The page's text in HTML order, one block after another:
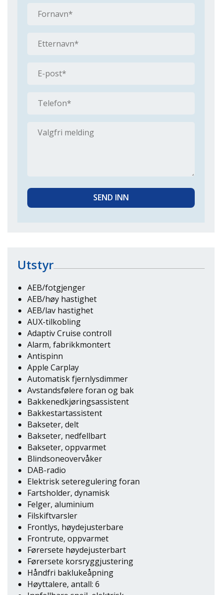
Utstyr
AEB/fotgjenger
AEB/høy hastighet
AEB/lav hastighet
AUX-tilkobling
Adaptiv Cruise controll
Alarm, fabrikkmontert
Antispinn
Apple Carplay
Automatisk fjernlysdimmer
Avstandsfølere foran og bak
Bakkenedkjøringsassistent
Bakkestartassistent
Bakseter, delt
Bakseter, nedfellbart
Bakseter, oppvarmet
Blindsoneovervåker
DAB-radio
Elektrisk seteregulering foran
Fartsholder, dynamisk
Felger, aluminium
Filskiftvarsler
Frontlys, høydejusterbare
Frontrute, oppvarmet
Førersete høydejusterbart
Førersete korsryggjustering
Håndfri baklukeåpning
Høyttalere, antall: 6